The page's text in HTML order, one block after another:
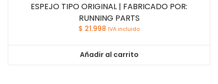
ESPEJO TIPO ORIGINAL | FABRICADO POR:
RUNNING PARTS
$ 21.998 IVA incluido
Añadir al carrito